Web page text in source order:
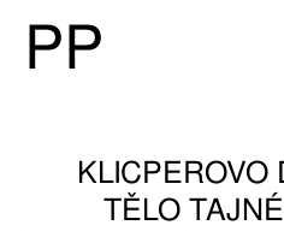
PP
KLICPEROVO
TĚLO